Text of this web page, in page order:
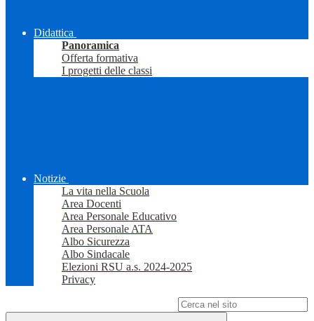
Didattica
Panoramica
Offerta formativa
I progetti delle classi
Notizie
La vita nella Scuola
Area Docenti
Area Personale Educativo
Area Personale ATA
Albo Sicurezza
Albo Sindacale
Elezioni RSU a.s. 2024-2025
Privacy